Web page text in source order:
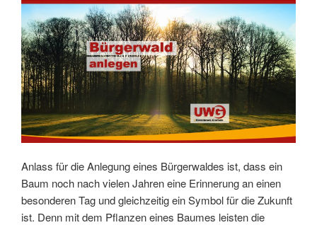
Anlass für die Anlegung eines Bürgerwaldes ist, dass ein
Baum noch nach vielen Jahren eine Erinnerung an einen
besonderen Tag und gleichzeitig ein Symbol für die Zukunft
ist. Denn mit dem Pflanzen eines Baumes leisten die